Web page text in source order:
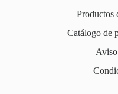
Productos
Catálogo de